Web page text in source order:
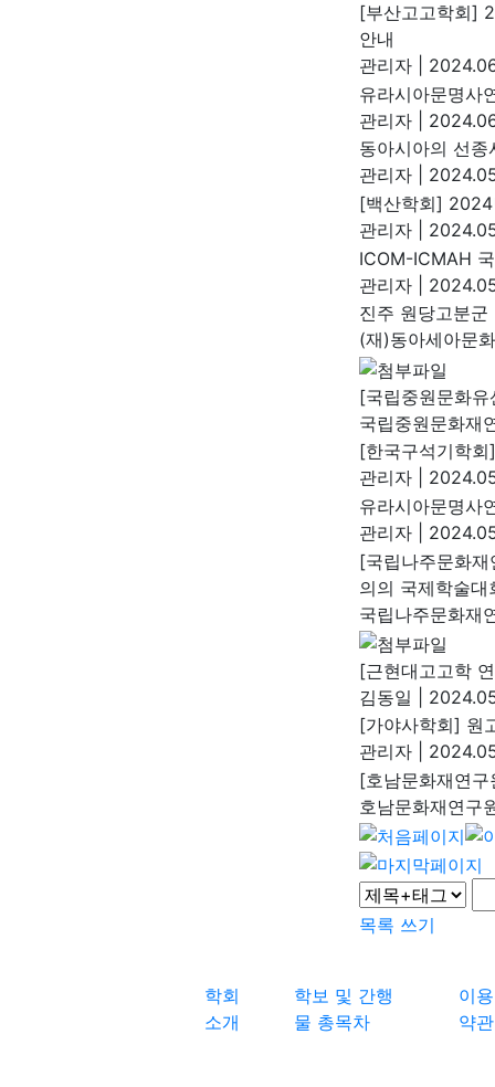
[부산고고학회]
안내
관리자
유라시아문명사
관리자
동아시아의 선
관리자
[백산학회]
관리자
ICOM-ICMAH
관리자
진주 원당고분
(재)동아세아문
[국립중원문화
국립중원문화재
[한국구석기학
관리자
유라시아문명사
관리자
[국립나주문화
의의 국제학술
국립나주문화재
[근현대고고학
김동일
[가야사학회] 원
관리자
[호남문화재연
호남문화재연구
목록 쓰기
학회
소개
학보 및 간행
물 총목차
이용
약관